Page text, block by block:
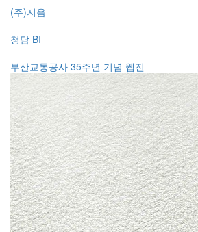
(주)지음
청담 BI
부산교통공사 35주년 기념 웹진